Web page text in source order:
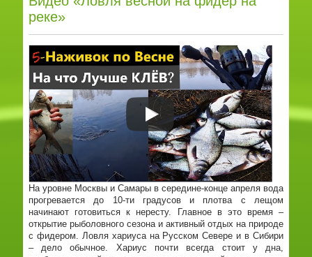
реке»
На уровне Москвы и Самары в середине-конце апреля вода
прогревается до 10-ти градусов и плотва с лещом
начинают готовиться к нересту. Главное в это время –
открытие рыболовного сезона и активный отдых на природе
с фидером. Ловля хариуса на Русском Севере и в Сибири
– дело обычное. Хариус почти всегда стоит у дна,